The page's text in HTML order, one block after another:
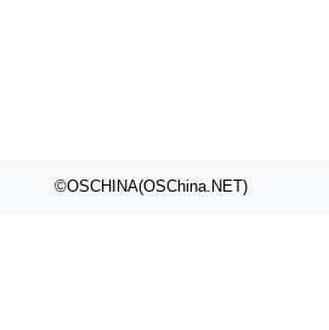
©OSCHINA(OSChina.NET)